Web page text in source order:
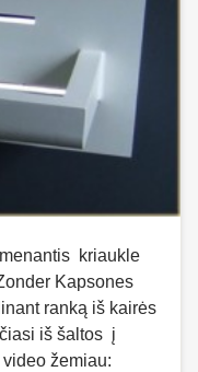
kriaukle
Kapsones
ranką iš kairės
iš šaltos į
žemiau: